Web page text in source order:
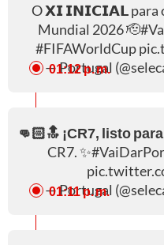
O 𝗫𝗜 𝗜𝗡𝗜𝗖𝗜𝗔𝗟 para
Mundial 2026 🫡
#FIFAWorldCup
— Portugal
01:12 p. m.
👊🏻🔝 ¡CR7, listo
CR7. ✨
— Portugal
01:11 p. m.